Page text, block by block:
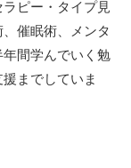
ピー・タイプ見
催眠術、メンタ
間学んでいく勉
までしていま